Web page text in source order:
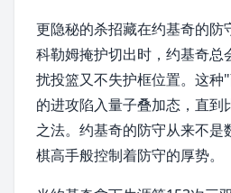
更隐秘的杀招藏在约基奇的防
科勒姆掩护切出时，约基奇总
扰投篮又不失护框位置。这
的进攻陷入量子叠加态，直到
之法。约基奇的防守从来不是
棋高手般控制着防守的厚势。